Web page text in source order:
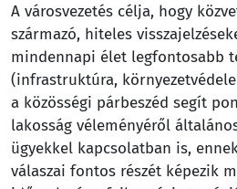
A városvezetés célja, hogy
származó, hiteles
mindennapi élet legfontosabb
(infrastruktúra,
a közösségi párbeszéd segít
lakosság véleményéről
ügyekkel kapcsolatban is,
válaszai fontos részét képezik